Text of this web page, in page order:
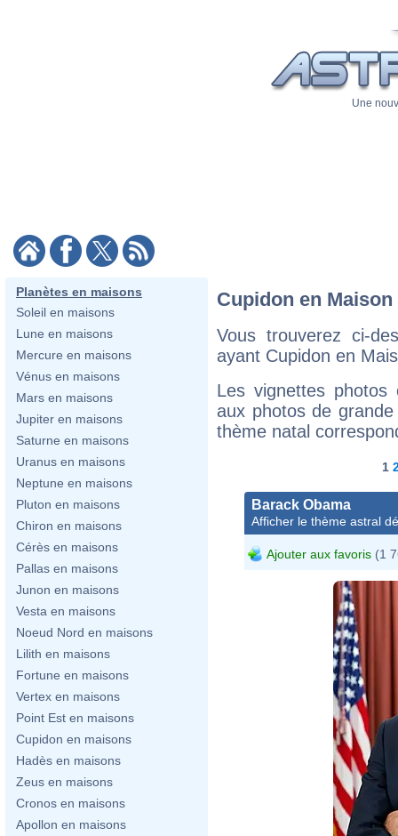
Une
Planètes en maisons
Soleil en maisons
Lune en maisons
Mercure en maisons
Vénus en maisons
Mars en maisons
Jupiter en maisons
Saturne en maisons
Uranus en maisons
Neptune en maisons
Pluton en maisons
Chiron en maisons
Cérès en maisons
Pallas en maisons
Junon en maisons
Vesta en maisons
Noeud Nord en maisons
Lilith en maisons
Fortune en maisons
Vertex en maisons
Point Est en maisons
Cupidon en maisons
Hadès en maisons
Zeus en maisons
Cronos en maisons
Apollon en maisons
Cupidon en Maison
Vous trouverez ci-
ayant Cupidon en
Les vignettes
aux photos de
thème natal
1
Barack Obama
Afficher le thème astral
Ajouter aux favoris (1